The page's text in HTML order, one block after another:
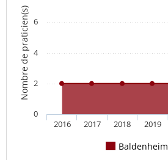
Nombre de praticien(s)
Baldenheim
2016 2017 2018 2019
0
2
4
6